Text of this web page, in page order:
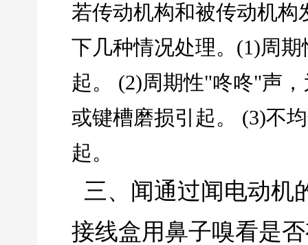
若传动机构和被传动机
下几种情况处理。(1)周
起。 (2)周期性"咚咚"声
或键槽磨损引起。 (3)不
起。
三、闻通过闻电动机
接线盒用鼻子嗅看是